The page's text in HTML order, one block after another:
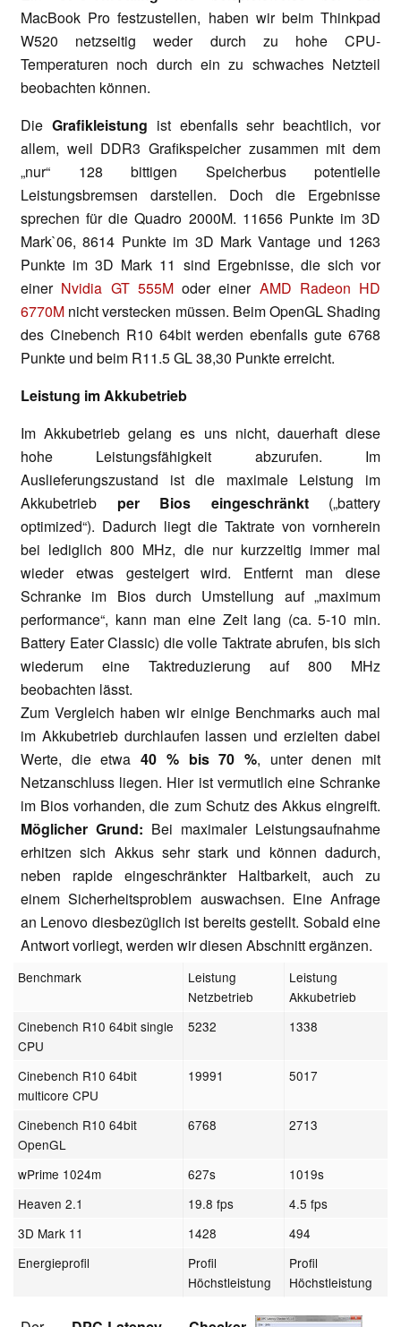
MacBook Pro festzustellen, haben wir beim Thinkpad
W520 netzseitig weder durch zu hohe CPU-
Temperaturen noch durch ein zu schwaches Netzteil
beobachten können.
Die Grafikleistung ist ebenfalls sehr beachtlich, vor
allem, weil DDR3 Grafikspeicher zusammen mit dem
„nur“ 128 bittigen Speicherbus potentielle
Leistungsbremsen darstellen. Doch die Ergebnisse
sprechen für die Quadro 2000M. 11656 Punkte im 3D
Mark`06, 8614 Punkte im 3D Mark Vantage und 1263
Punkte im 3D Mark 11 sind Ergebnisse, die sich vor
einer Nvidia GT 555Moder einer AMD Radeon HD
6770M nicht verstecken müssen. Beim OpenGL Shading
des Cinebench R10 64bit werden ebenfalls gute 6768
Punkte und beim R11.5 GL 38,30 Punkte erreicht.
Leistung im Akkubetrieb
Im Akkubetrieb gelang es uns nicht, dauerhaft diese
hohe Leistungsfähigkeit abzurufen. Im
Auslieferungszustand ist die maximale Leistung im
Akkubetrieb per Bios eingeschränkt(„battery
optimized“). Dadurch liegt die Taktrate von vornherein
bei lediglich 800 MHz, die nur kurzzeitig immer mal
wieder etwas gesteigert wird. Entfernt man diese
Schranke im Bios durch Umstellung auf „maximum
performance“, kann man eine Zeit lang (ca. 5-10 min.
Battery Eater Classic) die volle Taktrate abrufen, bis sich
wiederum eine Taktreduzierung auf 800 MHz
beobachten lässt.
Zum Vergleich haben wir einige Benchmarks auch mal
im Akkubetrieb durchlaufen lassen und erzielten dabei
Werte, die etwa 40 % bis 70 %, unter denen mit
Netzanschluss liegen. Hier ist vermutlich eine Schranke
im Bios vorhanden, die zum Schutz des Akkus eingreift.
Möglicher Grund: Bei maximaler Leistungsaufnahme
erhitzen sich Akkus sehr stark und können dadurch,
neben rapide eingeschränkter Haltbarkeit, auch zu
einem Sicherheitsproblem auswachsen. Eine Anfrage
an Lenovo diesbezüglich ist bereits gestellt. Sobald eine
Antwort vorliegt, werden wir diesen Abschnitt ergänzen.
Benchmark
Leistung
Netzbetrieb
Leistung
Akkubetrieb
Cinebench R10 64bit single
CPU
5232 1338
Cinebench R10 64bit
multicore CPU
19991 5017
Cinebench R10 64bit
OpenGL
6768 2713
wPrime 1024m 627s
1019s
Heaven 2.1
19.8 fps
4.5 fps
3D Mark 11
1428
494
Energieprofil
Profil
Höchstleistung
Profil
Höchstleistung